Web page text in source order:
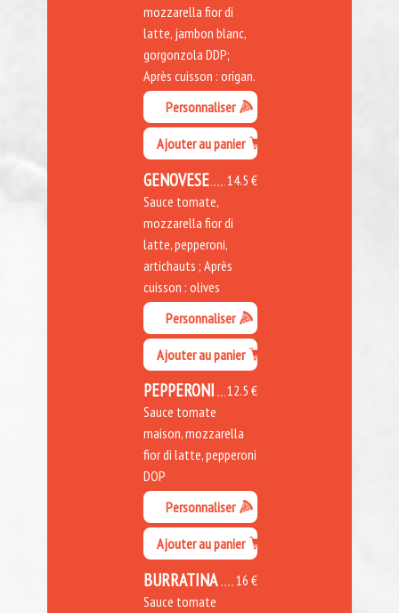
mozzarella fior di
latte, jambon blanc,
gorgonzola DDP;
Après cuisson : origan.
Personnaliser
Ajouter au panier
14.5 €
GENOVESE
Sauce tomate,
mozzarella fior di
latte, pepperoni,
artichauts ; Après
cuisson : olives
Personnaliser
Ajouter au panier
12.5 €
PEPPERONI
Sauce tomate
maison, mozzarella
fior di latte, pepperoni
DOP
Personnaliser
Ajouter au panier
16 €
BURRATINA
Sauce tomate